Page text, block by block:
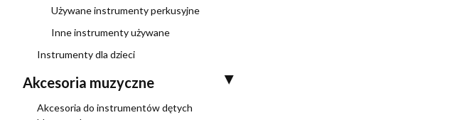
Używane instrumenty perkusyjne
Inne instrumenty używane
Instrumenty dla dzieci
Akcesoria muzyczne
Akcesoria do instrumentów dętych